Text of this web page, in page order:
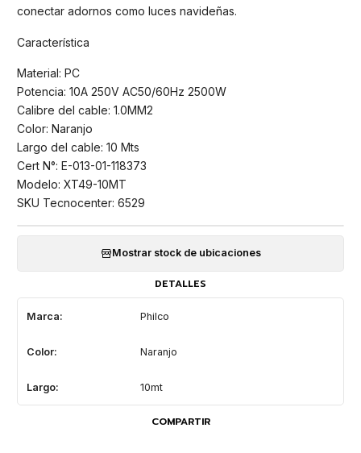
conectar adornos como luces navideñas.
Característica
Material: PC
Potencia: 10A 250V AC50/60Hz 2500W
Calibre del cable: 1.0MM2
Color: Naranjo
Largo del cable: 10 Mts
Cert N°: E-013-01-118373
Modelo: XT49-10MT
SKU Tecnocenter: 6529
Mostrar stock de ubicaciones
DETALLES
Marca: Philco
Color: Naranjo
Largo: 10mt
COMPARTIR